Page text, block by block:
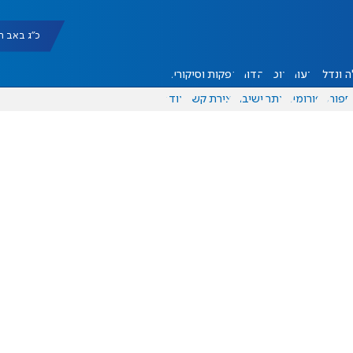
כ"ג באב תשפ"ו
ונדל"ן דעות אוכל יהדות הפקות וסיקורים
ספורט פורומים אתר ישיבה יצירת קשר עוד